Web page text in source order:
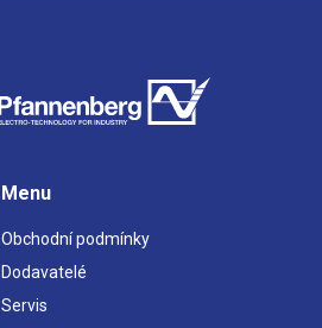
Menu
Obchodní podmínky
Dodavatelé
Servis